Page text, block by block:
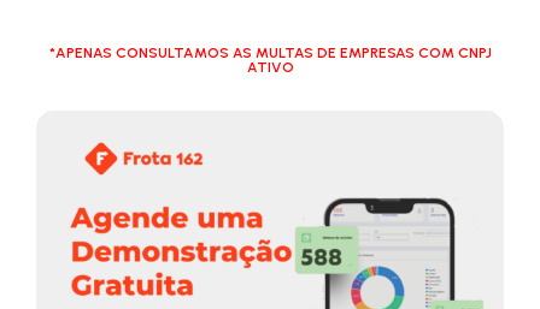
*APENAS CONSULTAMOS AS MULTAS DE EMPRESAS COM CNPJ
ATIVO